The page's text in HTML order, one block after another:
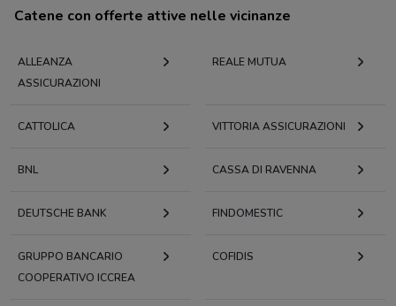
Catene con offerte attive nelle vicinanze
ALLEANZA
ASSICURAZIONI
REALE MUTUA
CATTOLICA VITTORIA ASSICURAZIONI
BNL CASSA DI RAVENNA
DEUTSCHE BANK FINDOMESTIC
GRUPPO BANCARIO
COOPERATIVO ICCREA
COFIDIS